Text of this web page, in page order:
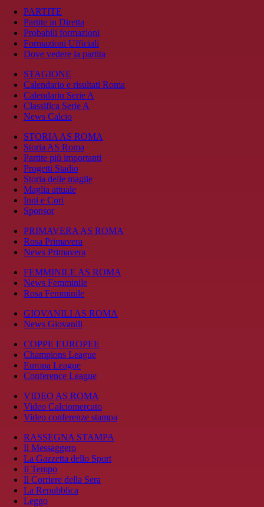
PARTITE
Partite in Diretta
Probabili formazioni
Formazioni Ufficiali
Dove vedere la partita
STAGIONE
Calendario e risultati Roma
Calendario Serie A
Classifica Serie A
News Calcio
STORIA AS ROMA
Storia AS Roma
Partite più importanti
Progetti Stadio
Storia delle maglie
Maglia attuale
Inni e Cori
Sponsor
PRIMAVERA AS ROMA
Rosa Primavera
News Primavera
FEMMINILE AS ROMA
News Femminile
Rosa Femminile
GIOVANILI AS ROMA
News Giovanili
COPPE EUROPEE
Champions League
Europa League
Conference League
VIDEO AS ROMA
Video Calciomercato
Video conferenze stampa
RASSEGNA STAMPA
Il Messaggero
La Gazzetta dello Sport
Il Tempo
Il Corriere della Sera
La Repubblica
Leggo